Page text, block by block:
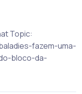
Topic:
fazem-uma-
bloco-da-